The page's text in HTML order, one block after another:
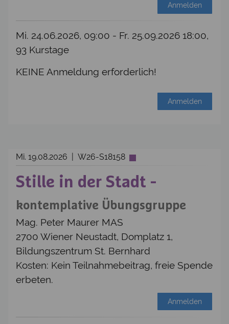
Anmelden
Mi. 24.06.2026, 09:00 - Fr. 25.09.2026 18:00,
93 Kurstage
KEINE Anmeldung erforderlich!
Anmelden
Mi. 19.08.2026 | W26-S18158
Stille in der Stadt -
kontemplative Übungsgruppe
Mag. Peter Maurer MAS
2700 Wiener Neustadt, Domplatz 1,
Bildungszentrum St. Bernhard
Kosten: Kein Teilnahmebeitrag, freie Spende
erbeten.
Anmelden